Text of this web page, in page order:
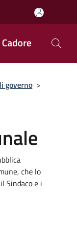
governo >
che lo
Sindaco e i